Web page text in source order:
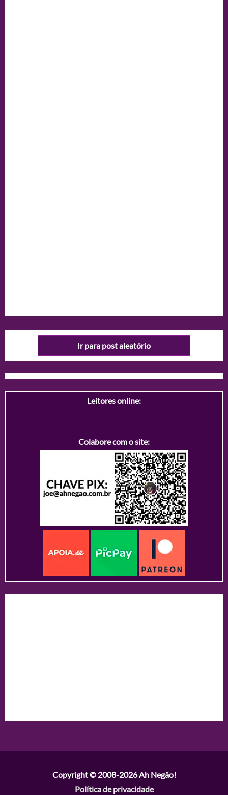
Ir para post aleatório
Leitores online:
Colabore com o site:
Copyright © 2008-2026Ah Negão!
Política de privacidade